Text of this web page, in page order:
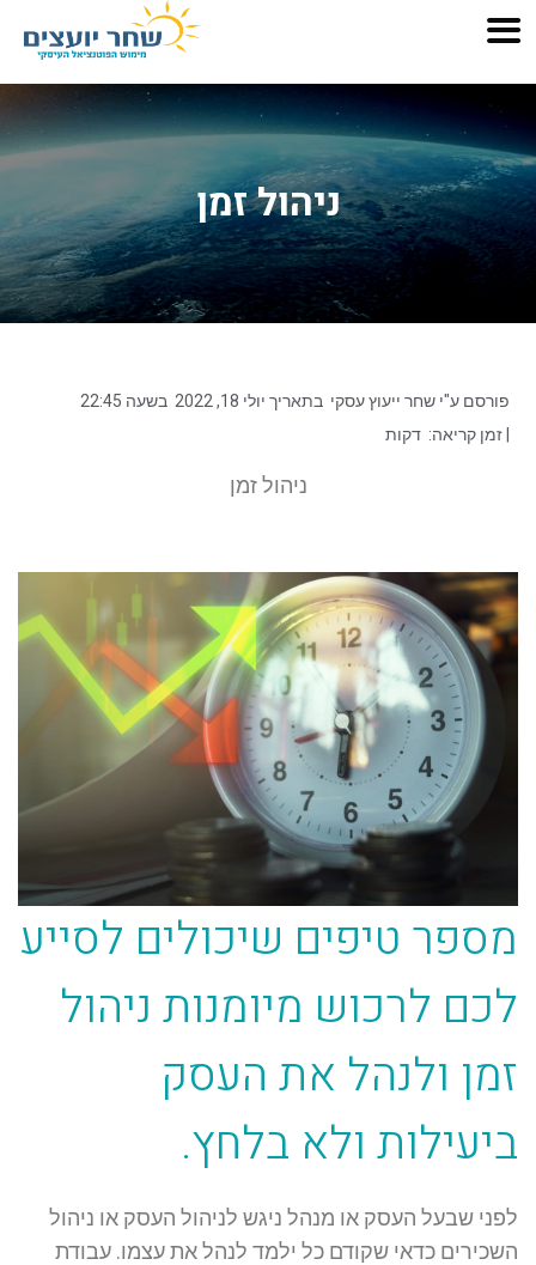
ניהול זמן
פורסם ע"י שחר ייעוץ עסקי בתאריך יולי 18, 2022 בשעה
| זמן קריאה: דקות
ניהול זמן
מספר טיפים שיכולים לסייע
לכם לרכוש מיומנות ניהול
זמן ולנהל את העסק
ביעילות ולא בלחץ.
לפני שבעל העסק או מנהל ניגש לניהול העסק או ניהול
השכירים כדאי שקודם כל ילמד לנהל את עצמו. עבודת